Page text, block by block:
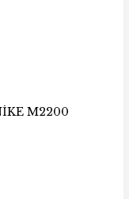
M2200